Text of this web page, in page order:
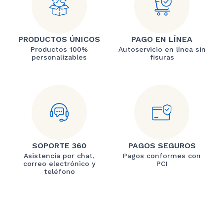
PRODUCTOS ÚNICOS
Productos 100%
personalizables
PAGO EN LÍNEA
Autoservicio en línea sin
fisuras
SOPORTE 360
Asistencia por chat,
correo electrónico y
teléfono
PAGOS SEGUROS
Pagos conformes con
PCI